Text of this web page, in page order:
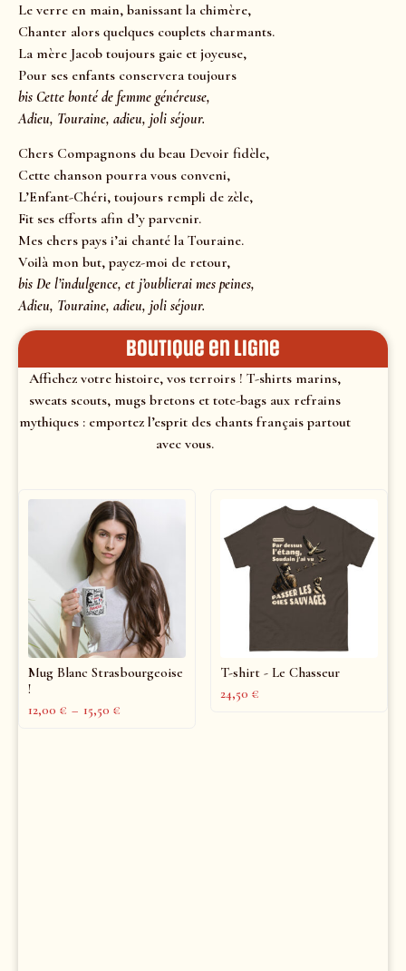
Le verre en main, banissant la chimère,
Chanter alors quelques couplets charmants.
La mère Jacob toujours gaie et joyeuse,
Pour ses enfants conservera toujours
bis Cette bonté de femme généreuse,
Adieu, Touraine, adieu, joli séjour.
Chers Compagnons du beau Devoir fidèle,
Cette chanson pourra vous conveni,
L’Enfant-Chéri, toujours rempli de zèle,
Fit ses efforts afin d’y parvenir.
Mes chers pays i’ai chanté la Touraine.
Voilà mon but, payez-moi de retour,
bis De l’indulgence, et j’oublierai mes peines,
Adieu, Touraine, adieu, joli séjour.
Boutique en ligne
Affichez votre histoire, vos terroirs ! T-shirts marins,
sweats scouts, mugs bretons et tote-bags aux refrains
mythiques : emportez l’esprit des chants français partout
avec vous.
Mug Blanc Strasbourgeoise
!
12,00 € – 15,50 €
T-shirt - Le Chasseur
24,50 €